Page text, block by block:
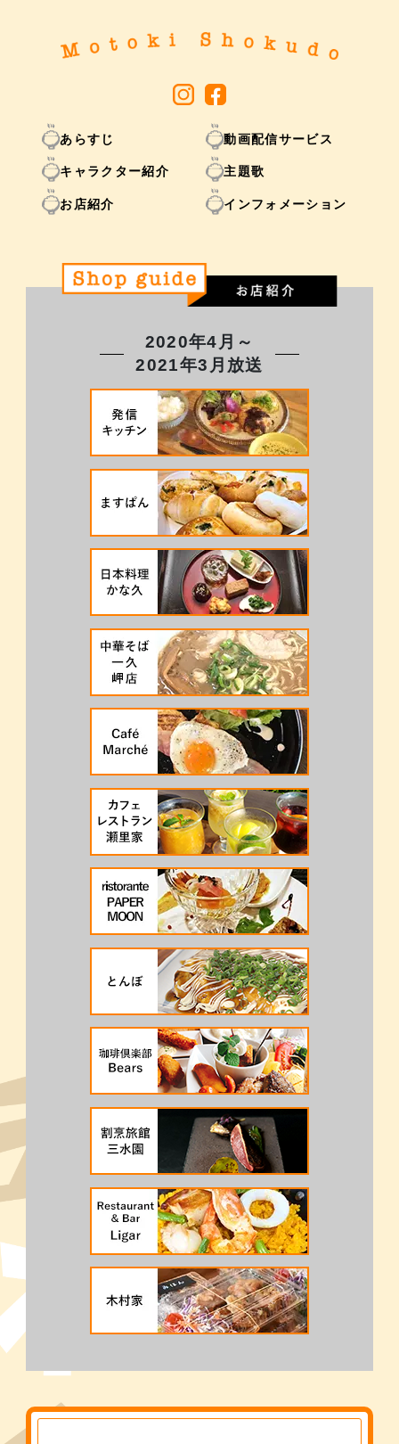
あらすじ 動画配信サービス
キャラクター紹介 主題歌
お店紹介 インフォメーション
2020年4月～
2021年3月放送